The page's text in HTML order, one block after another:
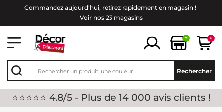
Commandez aujourd'hui, retirez rapidement en magasin !
Voir nos 23 magasins
+ 0
Rechercher
⭐⭐⭐⭐⭐ 4.8/5 - Plus de 14 000 avis clients !